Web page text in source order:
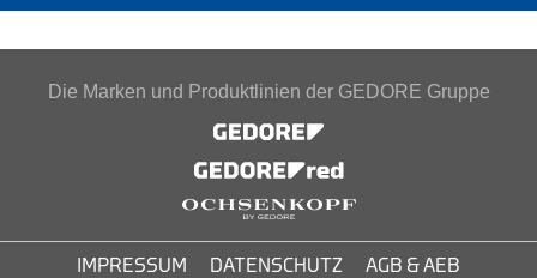
Die Marken und Produktlinien der GEDORE Gruppe
IMPRESSUM DATENSCHUTZ AGB & AEB